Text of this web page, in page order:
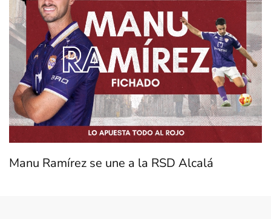
Manu Ramírez se une a la RSD Alcalá